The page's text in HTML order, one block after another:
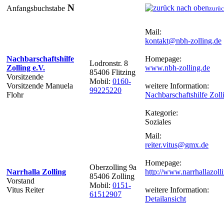
Anfangsbuchstabe N
Nachbarschaftshilfe
Zolling e.V.
Vorsitzende
Vorsitzende Manuela
Flohr
Lodronstr. 8
85406 Flitzing
Mobil: 0160-
99225220
Mail:
kontakt@nbh-zolling.de
Homepage:
www.nbh-zolling.de
weitere Information:
Nachbarschaftshilfe
Kategorie:
Soziales
Narrhalla Zolling
Vorstand
Vitus Reiter
Oberzolling 9a
85406 Zolling
Mobil: 0151-
61512907
Mail:
reiter.vitus@gmx.de
Homepage:
http://
weitere Information:
Detailansicht